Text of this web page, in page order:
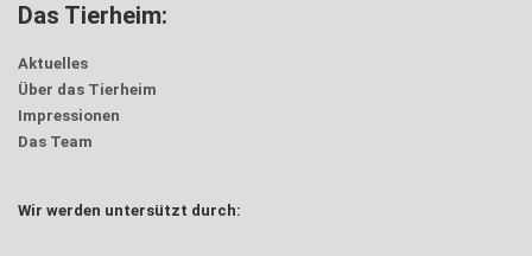
Das Tierheim:
Aktuelles
Über das Tierheim
Impressionen
Das Team
Wir werden untersützt durch: